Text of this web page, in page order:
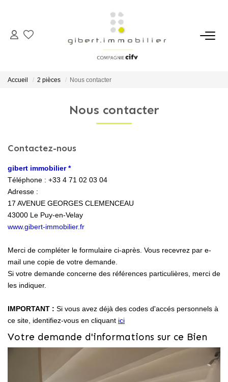
ACHETER
Maisons
Locaux Professionnels
Parkings
Maisons
Dossier De Candidature
ESTIMER
MON COMPTE
NOTRE AGENCE
Accueil 2 pièces Nous contacter
Nous contacter
Contactez-nous
gibert immobilier *
Téléphone : +33 4 71 02 03 04
Adresse :
17 AVENUE GEORGES CLEMENCEAU
43000 Le Puy-en-Velay
www.gibert-immobilier.fr
Merci de compléter le formulaire ci-après. Vous recevrez par e-
mail une copie de votre demande.
Si votre demande concerne des références particulières, merci de
les indiquer.
IMPORTANT : Si vous avez déjà des codes d'accés personnels à
ce site, identifiez-vous en cliquant ici
Votre demande d'informations sur ce Bien